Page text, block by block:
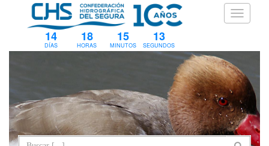
14
DÍAS
18
HORAS
15
MINUTOS
13
SEGUNDOS